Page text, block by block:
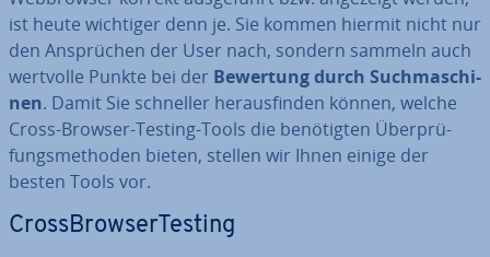
ist heute wichtiger denn je. Sie kommen hiermit nicht nur
den An­sprü­chen der User nach, sondern sammeln auch
wertvolle Punkte bei der Bewertung durch Such­ma­schi­
nen. Damit Sie schneller her­aus­fin­den können, welche
Cross-Browser-Testing-Tools die be­nö­tig­ten Über­prü­
fungs­me­tho­den bieten, stellen wir Ihnen einige der
besten Tools vor.
Cross­Brow­ser­Test­ing